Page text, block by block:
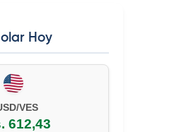
Hoy
VES
612,43